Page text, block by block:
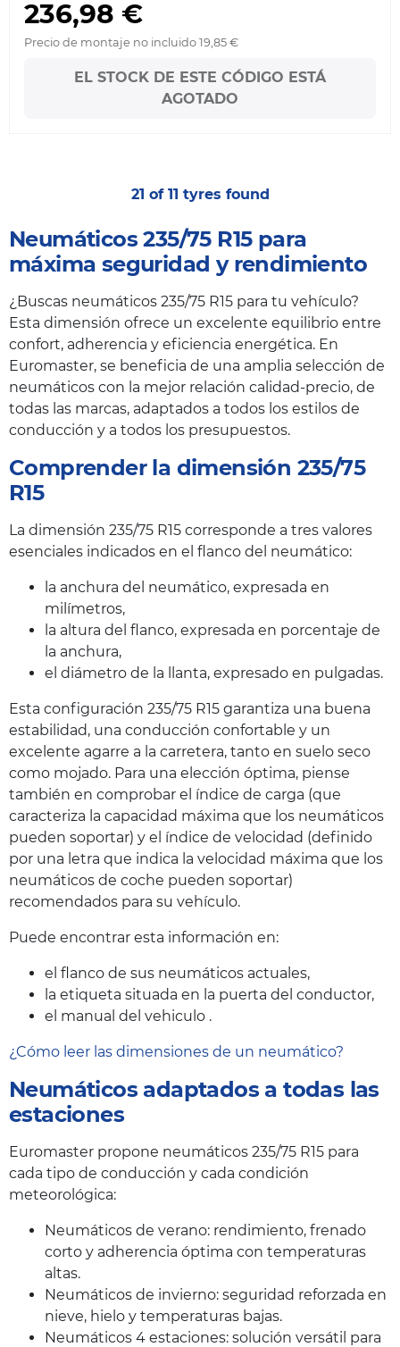
236,98 €
Precio de montaje no incluido 19,85 €
EL STOCK DE ESTE CÓDIGO ESTÁ
AGOTADO
21 of 11 tyres found
Neumáticos 235/75 R15 para
máxima seguridad y rendimiento
¿Buscas neumáticos 235/75 R15 para tu vehículo?
Esta dimensión ofrece un excelente equilibrio entre
confort, adherencia y eficiencia energética. En
Euromaster, se beneficia de una amplia selección de
neumáticos con la mejor relación calidad-precio, de
todas las marcas, adaptados a todos los estilos de
conducción y a todos los presupuestos.
Comprender la dimensión 235/75
R15
La dimensión 235/75 R15 corresponde a tres valores
esenciales indicados en el flanco del neumático:
la anchura del neumático, expresada en
milímetros,
la altura del flanco, expresada en porcentaje de
la anchura,
el diámetro de la llanta, expresado en pulgadas.
Esta configuración 235/75 R15 garantiza una buena
estabilidad, una conducción confortable y un
excelente agarre a la carretera, tanto en suelo seco
como mojado. Para una elección óptima, piense
también en comprobar el índice de carga (que
caracteriza la capacidad máxima que los neumáticos
pueden soportar) y el índice de velocidad (definido
por una letra que indica la velocidad máxima que los
neumáticos de coche pueden soportar)
recomendados para su vehículo.
Puede encontrar esta información en:
el flanco de sus neumáticos actuales,
la etiqueta situada en la puerta del conductor,
el manual del vehiculo .
¿Cómo leer las dimensiones de un neumático?
Neumáticos adaptados a todas las
estaciones
Euromaster propone neumáticos 235/75 R15 para
cada tipo de conducción y cada condición
meteorológica:
Neumáticos de verano: rendimiento, frenado
corto y adherencia óptima con temperaturas
altas.
Neumáticos de invierno: seguridad reforzada en
nieve, hielo y temperaturas bajas.
Neumáticos 4 estaciones: solución versátil para